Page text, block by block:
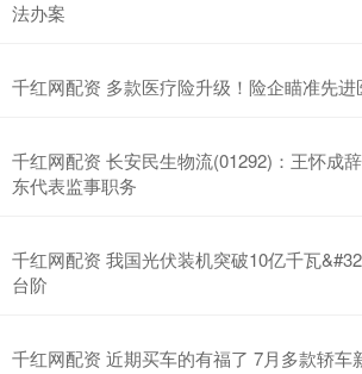
法办案
千红网配资 多款医疗险升级！险企瞄准先进
千红网配资 长安民生物流(01292)：王怀成
东代表监事职务
千红网配资 我国光伏装机突破10亿千瓦
台阶
千红网配资 近期买车的有福了 7月多款轿车